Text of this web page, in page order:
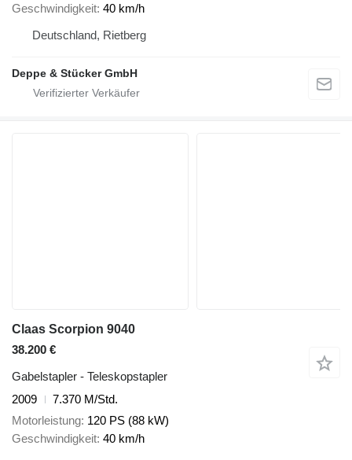
Geschwindigkeit 40 km/h
Deutschland, Rietberg
Deppe & Stücker GmbH
Claas Scorpion 9040
38.200 €
Gabelstapler - Teleskopstapler
2009
7.370 M/Std.
Motorleistung 120 PS (88 kW)
Geschwindigkeit 40 km/h